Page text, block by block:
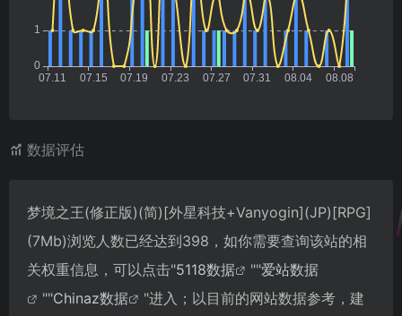
数据评估
梦境之王(修正版)(简)[外星科技+Vanyogin](JP)[RPG]
(7Mb)浏览人数已经达到398，如你需要查询该站的相
关权重信息，可以点击"5118数据 ""爱站数据
""Chinaz数据
"进入；以目前的网站数据参考，建